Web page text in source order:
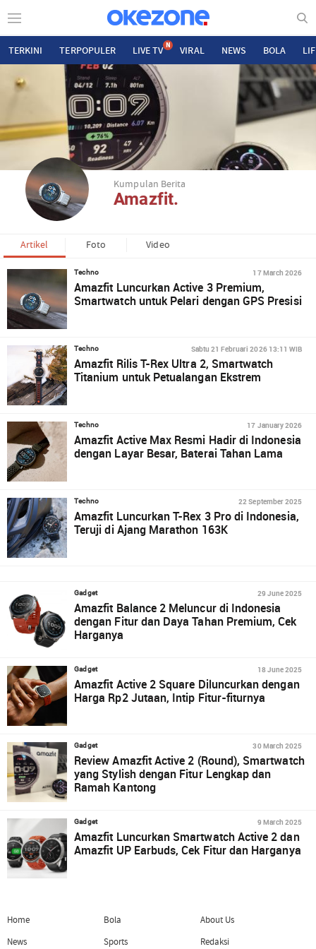
TERKINI TERPOPULER LIVE TV N VIRAL NEWS BOLA
Kumpulan Berita
Amazfit.
Artikel Foto Video
Techno 17 March 2026
Amazfit Luncurkan Active 3 Premium,
Smartwatch untuk Pelari dengan GPS Presisi
Techno Sabtu 21 Februari 2026 13:11 WIB
Amazfit Rilis T-Rex Ultra 2, Smartwatch
Titanium untuk Petualangan Ekstrem
Techno 17 January 2026
Amazfit Active Max Resmi Hadir di Indonesia
dengan Layar Besar, Baterai Tahan Lama
Techno 22 September 2025
Amazfit Luncurkan T-Rex 3 Pro di Indonesia,
Teruji di Ajang Marathon 163K
Gadget 29 June 2025
Amazfit Balance 2 Meluncur di Indonesia
dengan Fitur dan Daya Tahan Premium, Cek
Harganya
Gadget 18 June 2025
Amazfit Active 2 Square Diluncurkan dengan
Harga Rp2 Jutaan, Intip Fitur-fiturnya
Gadget 30 March 2025
Review Amazfit Active 2 (Round), Smartwatch
yang Stylish dengan Fitur Lengkap dan
Ramah Kantong
Gadget 9 March 2025
Amazfit Luncurkan Smartwatch Active 2 dan
Amazfit UP Earbuds, Cek Fitur dan Harganya
Home
News
Bola
Sports
About Us
Redaksi